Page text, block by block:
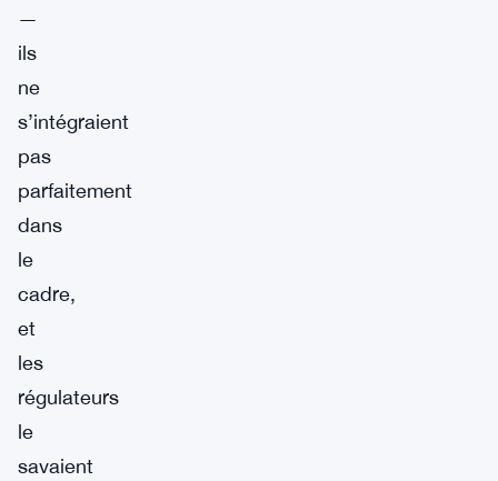
—
ils
ne
s’intégraient
pas
parfaitement
dans
le
cadre,
et
les
régulateurs
le
savaient